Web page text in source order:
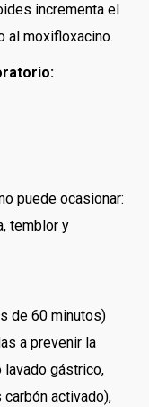
incrementa el
al moxifloxacino.
puede ocasionar:
temblor y
de 60 minutos)
a prevenir la
gástrico,
activado),